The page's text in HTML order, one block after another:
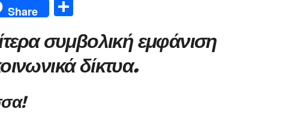
Share
ρ
α
συμβολική εμφάνιση
δίκτυα.